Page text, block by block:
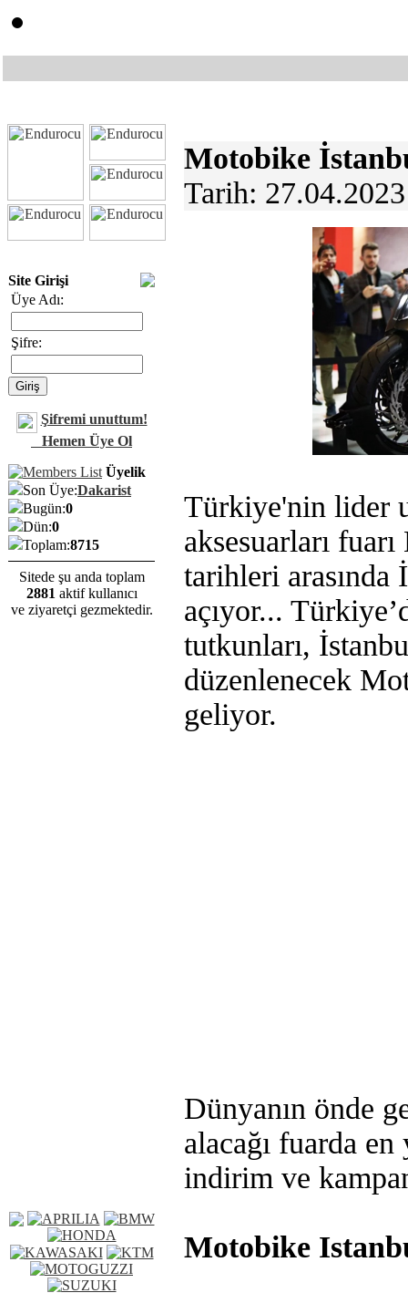
Site Girişi
Üye Adı:
Şifre:
Şifremi unuttum!
Hemen Üye Ol
Üyelik
Son Üye:Dakarist
Bugün:0
Dün:0
Toplam:8715
Sitede şu anda toplam
2881 aktif kullanıcı
ve ziyaretçi gezmektedir.
Motobike
Tarih:
Türkiye'nin lider
aksesuarları
tarihleri arasında
açıyor...
tutkunları,
düzenlenecek
geliyor.
Dünyanın önde
alacağı fuarda
indirim ve
Motobike